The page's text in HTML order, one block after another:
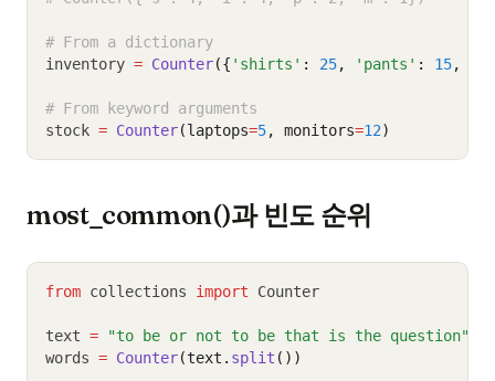
# From a dictionary
inventory = Counter({ 'shirts' : 25, 'pants' : 15,
# From keyword arguments
stock = Counter(laptops=5, monitors=12)
most_common()과 빈도 순위
from collections import Counter
text =
"to be or not to be that is the question"
words = Counter(text. split ())